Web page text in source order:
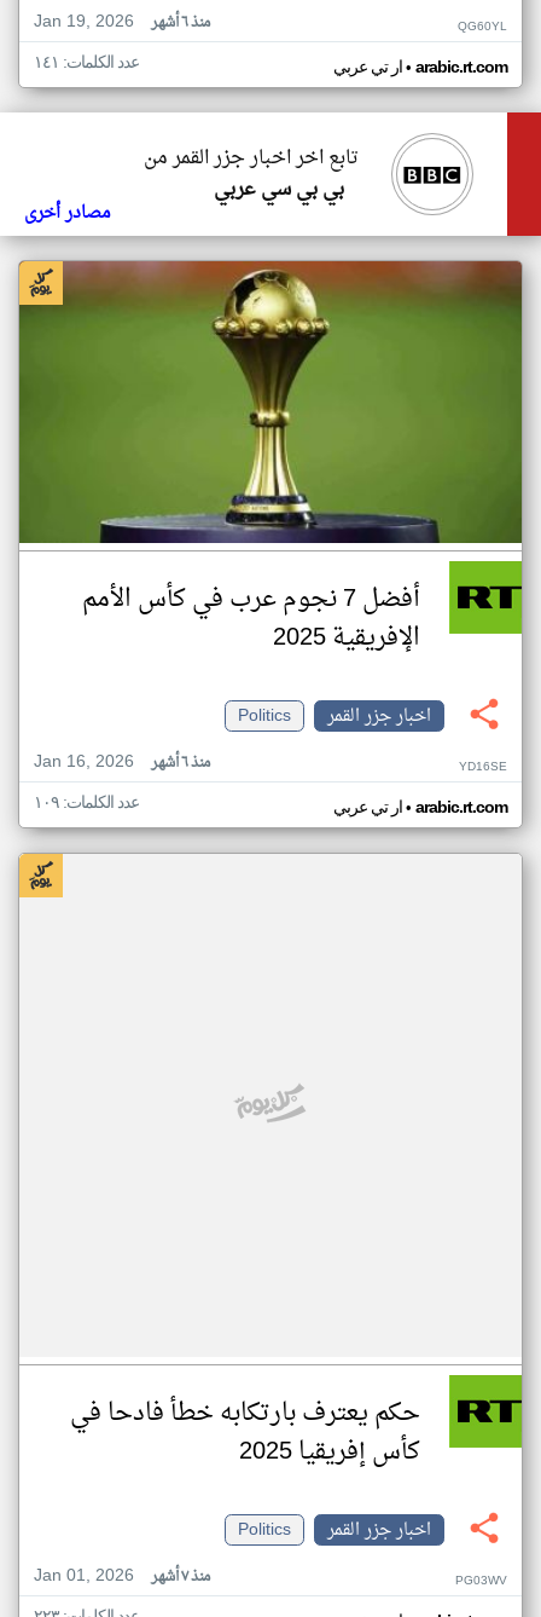
Jan 19, 2026
منذ ٦ أشهر QG60YL
ار تي عربي• arabic.rt.com عدد الكلمات: ١٤١
تابع اخر اخبار جزر القمر من
بي بي سي عربي
مصادر أخرى
أفضل 7 نجوم عرب في كأس الأمم
الإفريقية 2025
اخبار جزر القمر
Politics
Jan 16, 2026
منذ ٦ أشهر YD16SE
ار تي عربي• arabic.rt.com عدد الكلمات: ١٠٩
حكم يعترف بارتكابه خطأ فادحا في
كأس إفريقيا 2025
اخبار جزر القمر
Politics
Jan 01, 2026
منذ ٧ أشهر PG03WV